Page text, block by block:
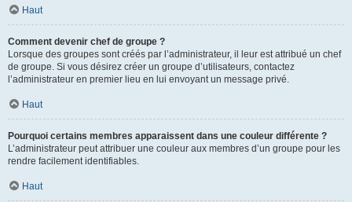
Haut
Comment devenir chef de groupe ?
Lorsque des groupes sont créés par l’administrateur, il leur est attribué un chef
de groupe. Si vous désirez créer un groupe d’utilisateurs, contactez
l’administrateur en premier lieu en lui envoyant un message privé.
Haut
Pourquoi certains membres apparaissent dans une couleur différente ?
L’administrateur peut attribuer une couleur aux membres d’un groupe pour les
rendre facilement identifiables.
Haut